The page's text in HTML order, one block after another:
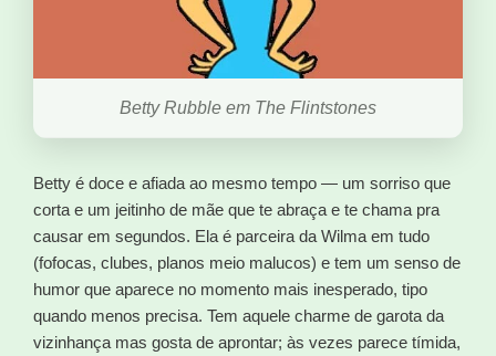
Betty Rubble em The Flintstones
Betty é doce e afiada ao mesmo tempo — um sorriso que
corta e um jeitinho de mãe que te abraça e te chama pra
causar em segundos. Ela é parceira da Wilma em tudo
(fofocas, clubes, planos meio malucos) e tem um senso de
humor que aparece no momento mais inesperado, tipo
quando menos precisa. Tem aquele charme de garota da
vizinhança mas gosta de aprontar; às vezes parece tímida,